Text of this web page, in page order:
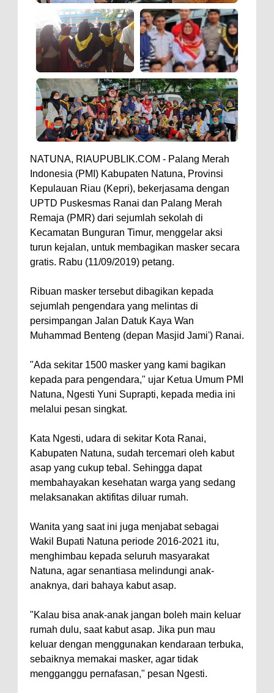
NATUNA, RIAUPUBLIK.COM - Palang Merah
Indonesia (PMI) Kabupaten Natuna, Provinsi
Kepulauan Riau (Kepri), bekerjasama dengan
UPTD Puskesmas Ranai dan Palang Merah
Remaja (PMR) dari sejumlah sekolah di
Kecamatan Bunguran Timur, menggelar aksi
turun kejalan, untuk membagikan masker secara
gratis. Rabu (11/09/2019) petang.
Ribuan masker tersebut dibagikan kepada
sejumlah pengendara yang melintas di
persimpangan Jalan Datuk Kaya Wan
Muhammad Benteng (depan Masjid Jami') Ranai.
"Ada sekitar 1500 masker yang kami bagikan
kepada para pengendara," ujar Ketua Umum PMI
Natuna, Ngesti Yuni Suprapti, kepada media ini
melalui pesan singkat.
Kata Ngesti, udara di sekitar Kota Ranai,
Kabupaten Natuna, sudah tercemari oleh kabut
asap yang cukup tebal. Sehingga dapat
membahayakan kesehatan warga yang sedang
melaksanakan aktifitas diluar rumah.
Wanita yang saat ini juga menjabat sebagai
Wakil Bupati Natuna periode 2016-2021 itu,
menghimbau kepada seluruh masyarakat
Natuna, agar senantiasa melindungi anak-
anaknya, dari bahaya kabut asap.
"Kalau bisa anak-anak jangan boleh main keluar
rumah dulu, saat kabut asap. Jika pun mau
keluar dengan menggunakan kendaraan terbuka,
sebaiknya memakai masker, agar tidak
mengganggu pernafasan," pesan Ngesti.